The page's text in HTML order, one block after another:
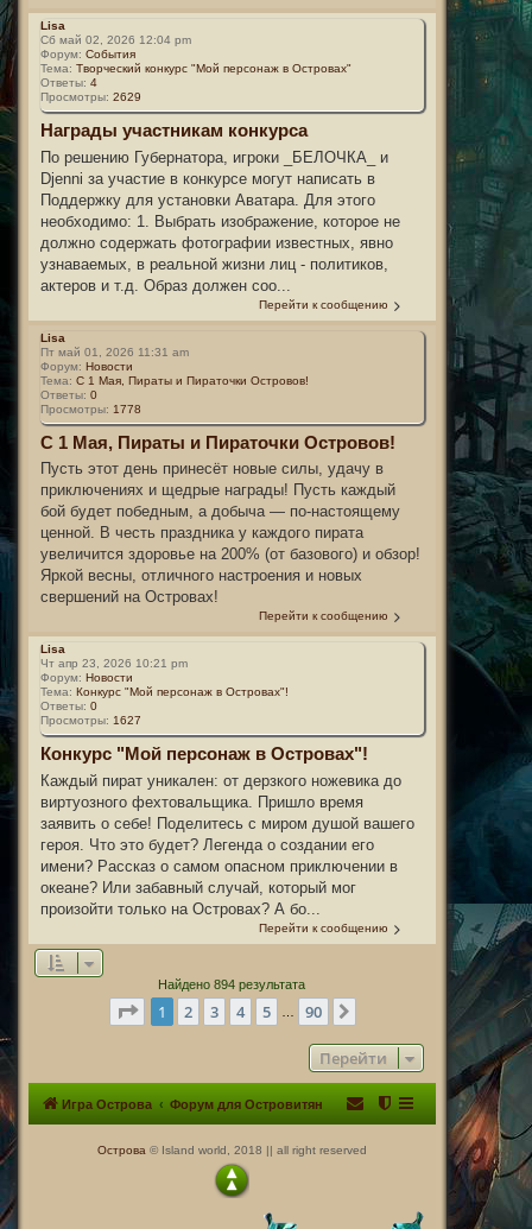
Lisa
Сб май 02, 2026 12:04 pm
Форум: События
Тема: Творческий конкурс "Мой персонаж в Островах"
Ответы: 4
Просмотры: 2629
Награды участникам конкурса
По решению Губернатора, игроки _БЕЛОЧКА_ и
Djenni за участие в конкурсе могут написать в
Поддержку для установки Аватара. Для этого
необходимо: 1. Выбрать изображение, которое не
должно содержать фотографии известных, явно
узнаваемых, в реальной жизни лиц - политиков,
актеров и т.д. Образ должен соо...
Перейти к сообщению
Lisa
Пт май 01, 2026 11:31 am
Форум: Новости
Тема: С 1 Мая, Пираты и Пираточки Островов!
Ответы: 0
Просмотры: 1778
С 1 Мая, Пираты и Пираточки Островов!
Пусть этот день принесёт новые силы, удачу в
приключениях и щедрые награды! Пусть каждый
бой будет победным, а добыча — по-настоящему
ценной. В честь праздника у каждого пирата
увеличится здоровье на 200% (от базового) и обзор!
Яркой весны, отличного настроения и новых
свершений на Островах!
Перейти к сообщению
Lisa
Чт апр 23, 2026 10:21 pm
Форум: Новости
Тема: Конкурс "Мой персонаж в Островах"!
Ответы: 0
Просмотры: 1627
Конкурс "Мой персонаж в Островах"!
Каждый пират уникален: от дерзкого ножевика до
виртуозного фехтовальщика. Пришло время
заявить о себе! Поделитесь с миром душой вашего
героя. Что это будет? Легенда о создании его
имени? Рассказ о самом опасном приключении в
океане? Или забавный случай, который мог
произойти только на Островах? А бо...
Перейти к сообщению
Найдено 894 результата
Страница из 90
1 2 3 4 5 90
Перейти
Игра Острова Форум для Островитян
Острова © Island world, 2018 || all right reserved